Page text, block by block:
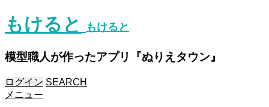
もけると もけると
模型職人が作ったアプリ『ぬりえタウン』
ログイン SEARCH
メニュー